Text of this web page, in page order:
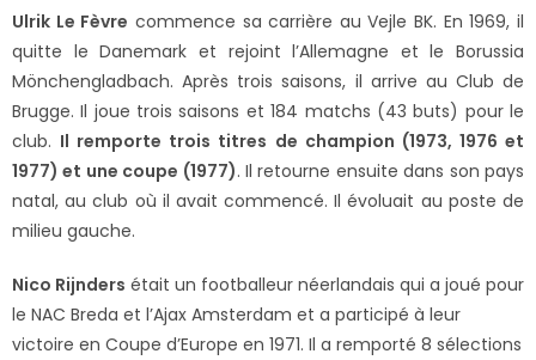
Ulrik Le Fèvre commence sa carrière au Vejle BK. En 1969, il
quitte le Danemark et rejoint l’Allemagne et le Borussia
Mönchengladbach. Après trois saisons, il arrive au Club de
Brugge. Il joue trois saisons et 184 matchs (43 buts) pour le
club. Il remporte trois titres de champion (1973, 1976 et
1977) et une coupe (1977). Il retourne ensuite dans son pays
natal, au club où il avait commencé. Il évoluait au poste de
milieu gauche.
Nico Rijnders était un footballeur néerlandais qui a joué pour
le NAC Breda et l’Ajax Amsterdam et a participé à leur
victoire en Coupe d’Europe en 1971. Il a remporté 8 sélections